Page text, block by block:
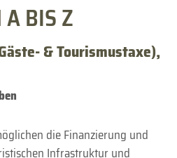
A BIS Z
& Tourismustaxe),
die Finanzierung und
Infrastruktur und